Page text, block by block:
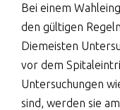
Bei einem
den gültigen
Diemeisten
vor dem
Untersuchungen
sind, werden sie